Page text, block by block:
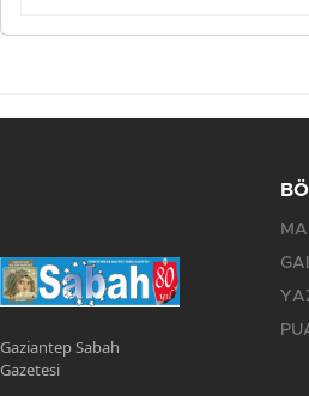
Gaziantep Sabah
Gazetesi